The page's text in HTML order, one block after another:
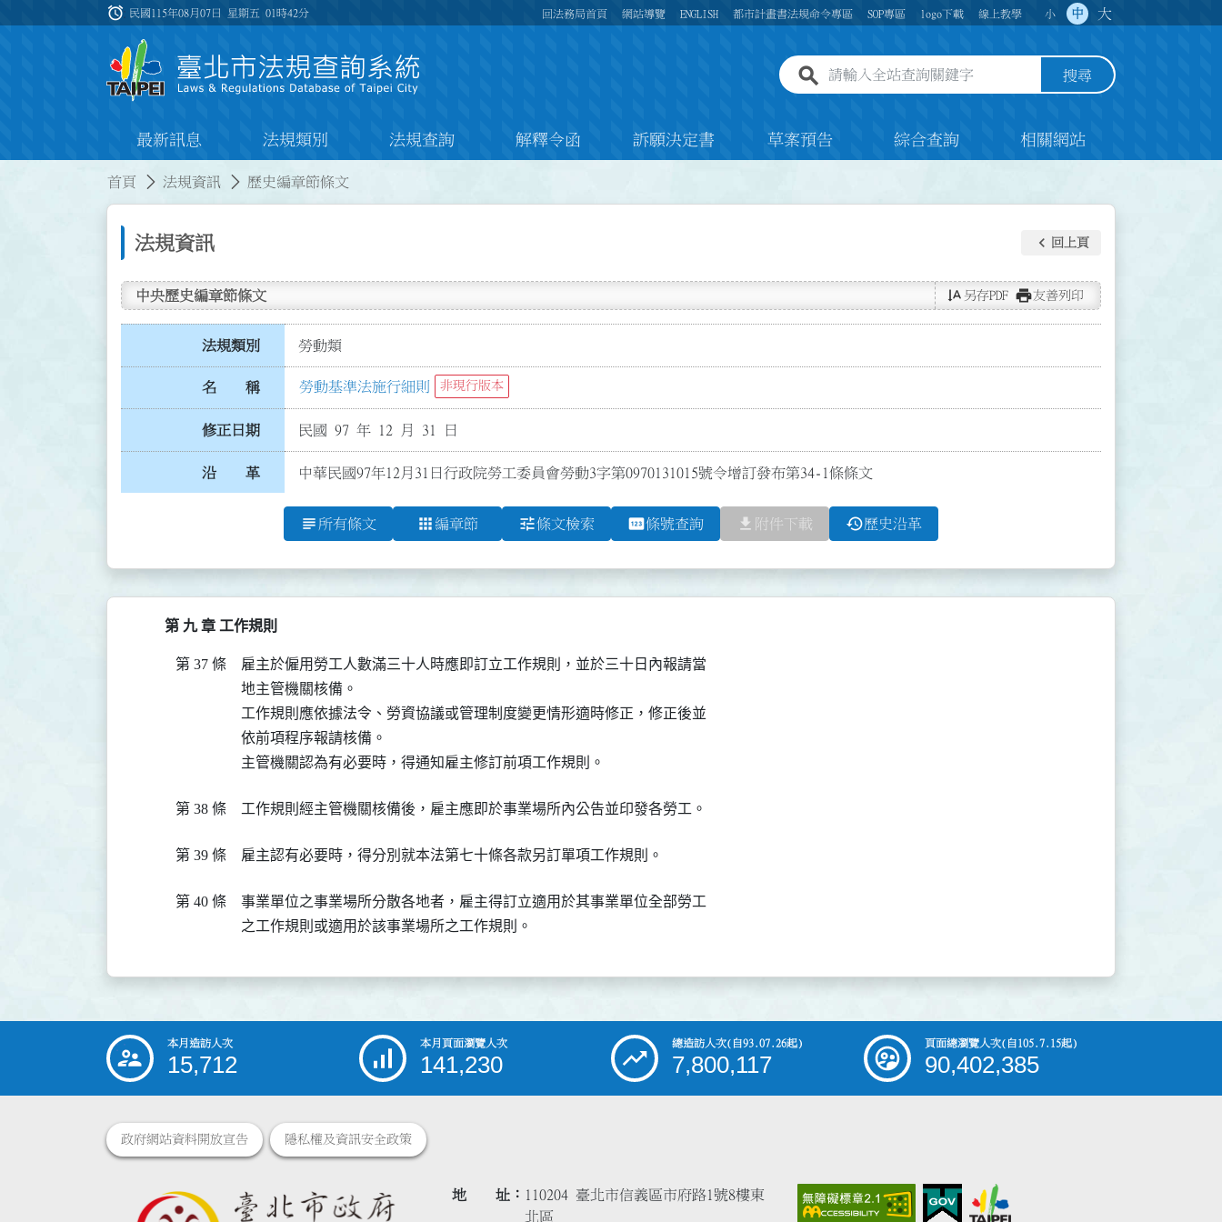
:::
alarm 民國115年08月07日 星期五01時42分 回法務局首頁 網站導覽 ENGLISH 都市計畫書法規命令專區 SOP專區 logo下載 線上教學 小 中 大
全站查詢關鍵字欄位 搜尋
最新訊息 法規類別 法規查詢 解釋令函 訴願決定書 草案預告 綜合查詢 相關網站
首頁 法規資訊 歷史編章節條文
法規資訊 keyboard_arrow_left 回上頁
中央歷史編章節條文 text_rotate_vertical 另存PDF print友善列印
法規類別 勞動類
名 稱 勞動基準法施行細則 非現行版本
修正日期 民國 97 年 12 月 31 日
沿 革 中華民國97年12月31日行政院勞工委員會勞動3字第0970131015號令增訂發布第34-1條條文
subject 所有條文 apps 編章節 tune條文檢索 pin條號查詢 file_download 附件下載 history歷史沿革
第 九 章 工作規則
第 37 條
雇主於僱用勞工人數滿三十人時應即訂立工作規則，並於三十日內報請當
地主管機關核備。
工作規則應依據法令、勞資協議或管理制度變更情形適時修正，修正後並
依前項程序報請核備。
主管機關認為有必要時，得通知雇主修訂前項工作規則。
第 38 條 工作規則經主管機關核備後，雇主應即於事業場所內公告並印發各勞工。
第 39 條 雇主認有必要時，得分別就本法第七十條各款另訂單項工作規則。
第 40 條
事業單位之事業場所分散各地者，雇主得訂立適用於其事業單位全部勞工
之工作規則或適用於該事業場所之工作規則。
::: 本月造訪人次
15,712
本月頁面瀏覽人次
141,230
總造訪人次(自93.07.26起)
7,800,117
頁面總瀏覽人次(自105.7.15起)
90,402,385
政府網站資料開放宣告 隱私權及資訊安全政策
地 址
110204 臺北市信義區市府路1號8樓東
北區